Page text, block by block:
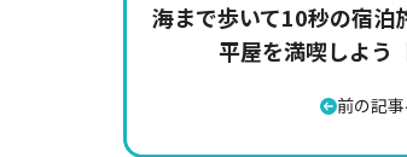
海まで歩いて10秒の宿泊
平屋を満喫しよう
前の記